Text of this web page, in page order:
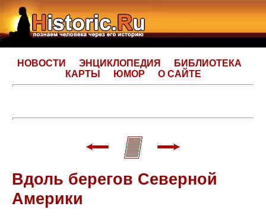
НОВОСТИ ЭНЦИКЛОПЕДИЯ
БИБЛИОТЕКА
КАРТЫ
ЮМОР О САЙТЕ
Вдоль берегов Северной
Америки